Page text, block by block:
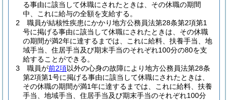
る事由に該当して休職にされたときは、その休職の期間
中、これに給与の全額を支給する。
2
職員が結核性疾患にかかり地方公務員法第28条第2項第1
号に掲げる事由に該当して休職にされたときは、その休職
の期間が満2年に達するまでは、これに給料、扶養手当、地
域手当、住居手当及び期末手当のそれぞれ100分の80を支
給することができる。
3
職員が前2項以外の心身の故障により地方公務員法第28条
第2項第1号に掲げる事由に該当して休職にされたときは、
その休職の期間が満1年に達するまでは、これに給料、扶養
手当、地域手当、住居手当及び期末手当のそれぞれ100分